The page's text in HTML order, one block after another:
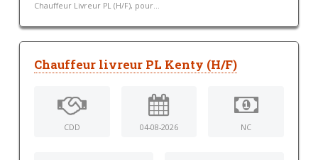
Chauffeur Livreur PL (H/F), pour...
Chauffeur livreur PL Kenty (H/F)
CDD 04-08-2026 NC